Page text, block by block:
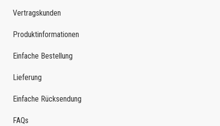
Vertragskunden
Produktinformationen
Einfache Bestellung
Lieferung
Einfache Rücksendung
FAQs